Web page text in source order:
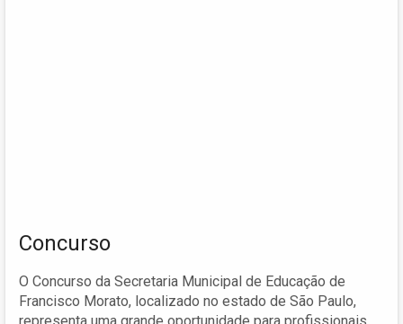
Concurso
O Concurso da Secretaria Municipal de Educação de
Francisco Morato, localizado no estado de São Paulo,
representa uma grande oportunidade para profissionais